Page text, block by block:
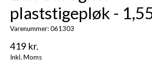
plaststigepløk -
Varenummer: 061303
419 kr.
Inkl. Moms